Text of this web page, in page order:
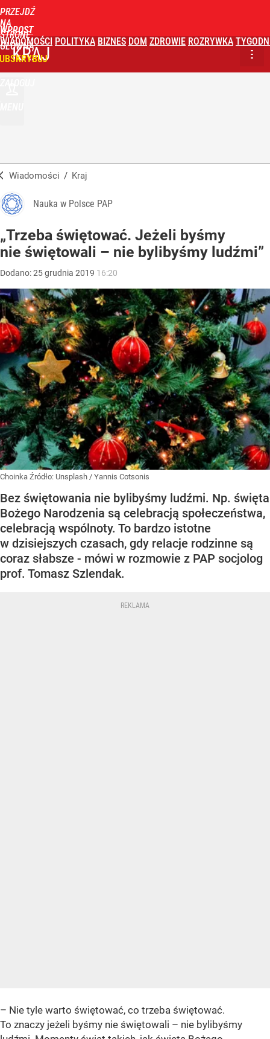
PRZEJDŹ
NA
STRONĘ
GŁÓWNĄ
WPROST
WIADOMOŚCI POLITYKA BIZNES DOM ZDROWIE ROZRYWKA
KRAJ
Wiadomości / Kraj
Nauka w Polsce PAP
„Trzeba świętować. Jeżeli byśmy
nie świętowali – nie bylibyśmy ludźmi”
Dodano:25grudnia 2019 16:20
Choinka Źródło: Unsplash / Yannis Cotsonis
Bez świętowania nie bylibyśmy ludźmi. Np. święta
Bożego Narodzenia są celebracją społeczeństwa,
celebracją wspólnoty. To bardzo istotne
w dzisiejszych czasach, gdy relacje rodzinne są
coraz słabsze - mówi w rozmowie z PAP socjolog
prof. Tomasz Szlendak.
– Nie tyle warto świętować, co trzeba świętować.
To znaczy jeżeli byśmy nie świętowali – nie bylibyśmy